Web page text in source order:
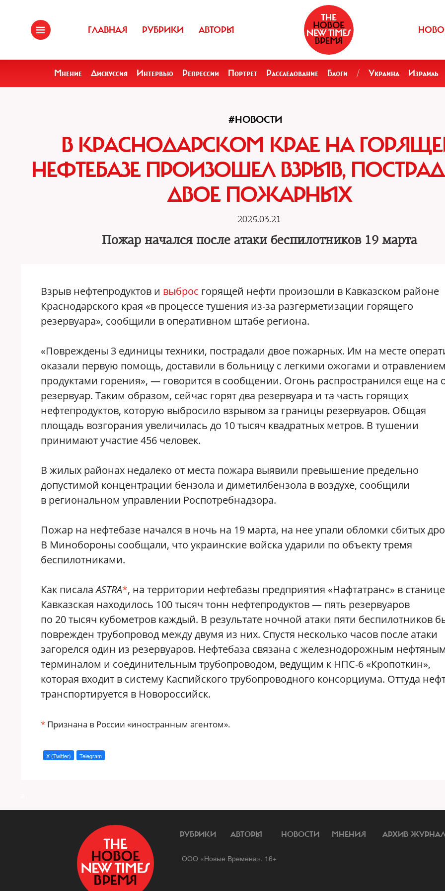
ГЛАВНАЯ РУБРИКИ АВТОРЫ
Мнение Дискуссия Интервью Репрессии Портрет Расследование Блоги / Украина Израиль
#НОВОСТИ
В КРАСНОДАРСКОМ КРАЕ НА
НЕФТЕБАЗЕ ПРОИЗОШЕЛ ВЗРЫВ,
ДВОЕ ПОЖАРНЫХ
2025.03.21
Пожар начался после атаки беспилотников 19 марта
Взрыв нефтепродуктов и выброс горящей нефти произошли в Кавказском районе
Краснодарского края «в процессе тушения из-за разгерметизации горящего
резервуара», сообщили в оперативном штабе региона.
«Повреждены 3 единицы техники, пострадали двое пожарных. Им на месте
оказали первую помощь, доставили в больницу с легкими ожогами и отравлением
продуктами горения», — говорится в сообщении. Огонь распространился еще на
резервуар. Таким образом, сейчас горят два резервуара и та часть горящих
нефтепродуктов, которую выбросило взрывом за границы резервуаров. Общая
площадь возгорания увеличилась до 10 тысяч квадратных метров. В тушении
принимают участие 456 человек.
В жилых районах недалеко от места пожара выявили превышение предельно
допустимой концентрации бензола и диметилбензола в воздухе, сообщили
в региональном управлении Роспотребнадзора.
Пожар на нефтебазе начался в ночь на 19 марта, на нее упали обломки сбитых
В Минобороны сообщали, что украинские войска ударили по объекту тремя
беспилотниками.
Как писалаASTRA*, на территории нефтебазы предприятия «Нафтатранс» в станице
Кавказская находилось 100 тысяч тонн нефтепродуктов — пять резервуаров
по 20 тысяч кубометров каждый. В результате ночной атаки пяти беспилотников
поврежден трубопровод между двумя из них. Спустя несколько часов после атаки
загорелся один из резервуаров. Нефтебаза связана с железнодорожным нефтяным
терминалом и соединительным трубопроводом, ведущим к НПС-6 «Кропоткин»,
которая входит в систему Каспийского трубопроводного консорциума. Оттуда
транспортируется в Новороссийск.
* Признана в России «иностранным агентом».
X (Twitter) Telegram
РУБРИКИ АВТОРЫ НОВОСТИ МНЕНИЯ АРХИВ
ООО «Новые Времена». 16+